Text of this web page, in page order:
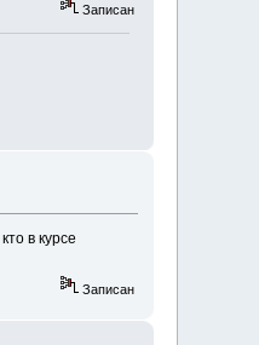
Записан
в курсе
Записан